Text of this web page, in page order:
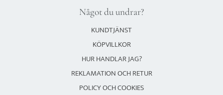
Något du undrar?
KUNDTJÄNST
KÖPVILLKOR
HUR HANDLAR JAG?
REKLAMATION OCH RETUR
POLICY OCH COOKIES